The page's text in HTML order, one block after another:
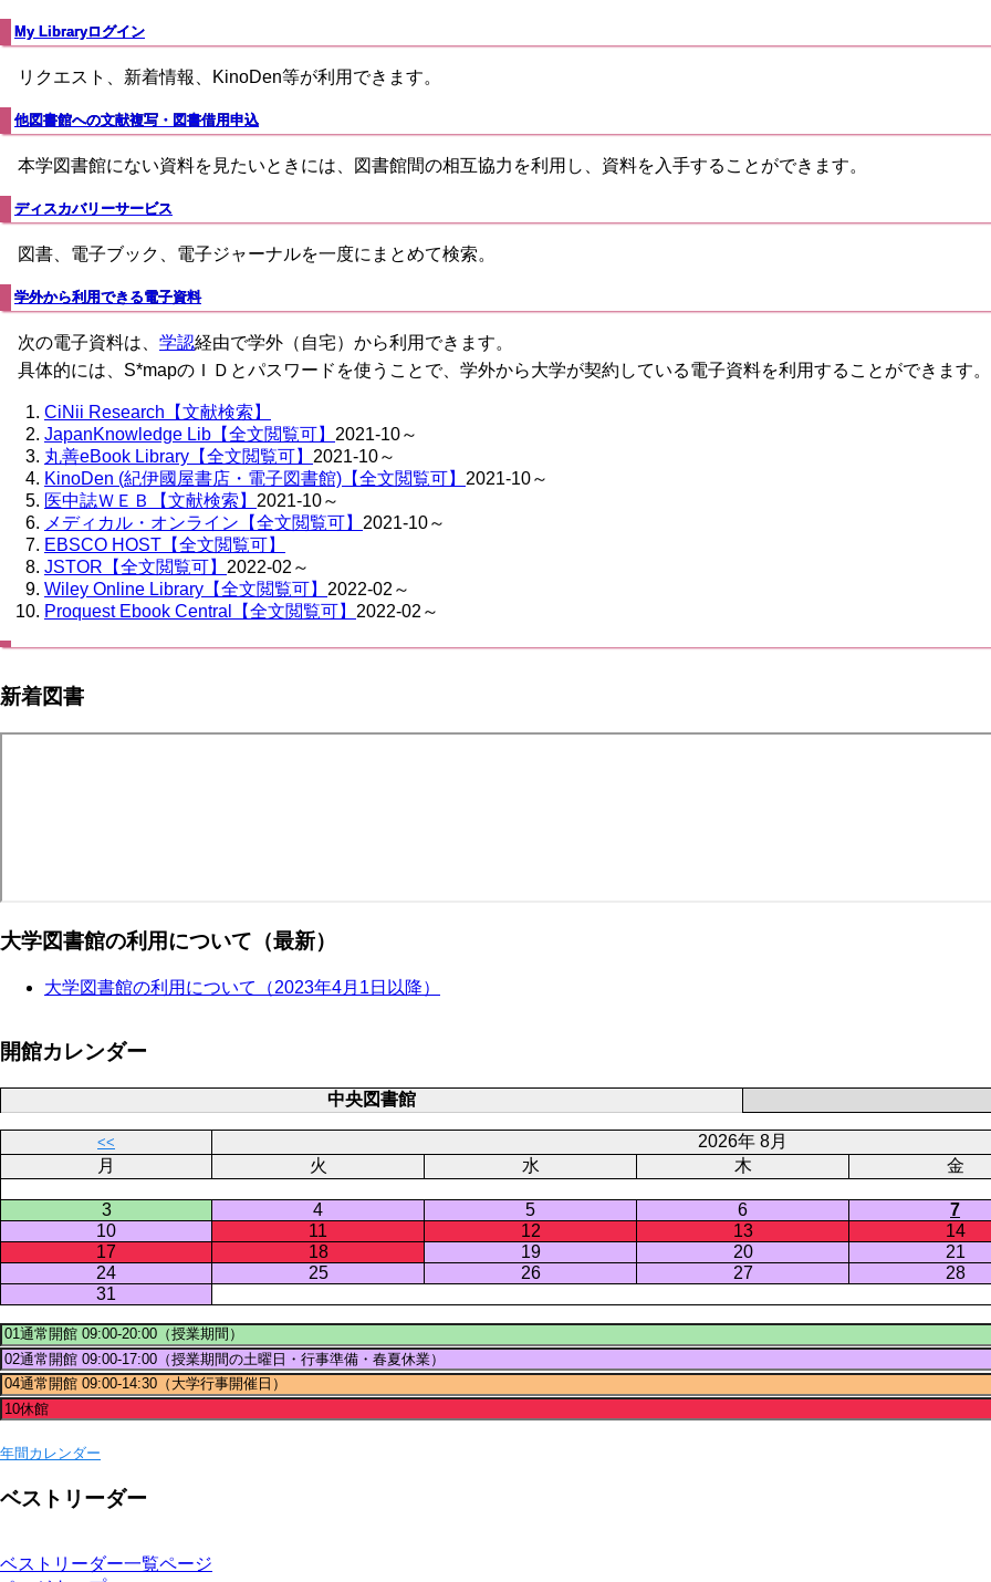
My Libraryログイン
リクエスト、新着情報、KinoDen等が利用できます。
他図書館への文献複写・図書借用申込
本学図書館にない資料を見たいときには、図書館間の相互協力を利用し、資料を入手することができます。
ディスカバリーサービス
図書、電子ブック、電子ジャーナルを一度にまとめて検索。
学外から利用できる電子資料
次の電子資料は、 学認経由で学外（自宅）から利用できます。
具体的には、S*mapのＩＤとパスワードを使うことで、学外から大学が契約している電子資料を利用することができます。
CiNii Research【文献検索】
JapanKnowledge Lib【全文閲覧可】 2021-10～
丸善eBook Library【全文閲覧可】 2021-10～
KinoDen (紀伊國屋書店・電子図書館)【全文閲覧可】 2021-10～
医中誌ＷＥＢ【文献検索】 2021-10～
メディカル・オンライン【全文閲覧可】 2021-10～
EBSCO HOST【全文閲覧可】
JSTOR【全文閲覧可】 2022-02～
Wiley Online Library【全文閲覧可】 2022-02～
Proquest Ebook Central【全文閲覧可】 2022-02～
新着図書
大学図書館の利用について（最新）
大学図書館の利用について（2023年4月1日以降）
開館カレンダー
中央図書館
<< 2026年 8月
月 火 水 木 金
3
4 5 6 7
10
11 12 13 14
17
18 19 20 21
24
25 26 27 28
31
年間カレンダー
ベストリーダー
ベストリーダー一覧ページ